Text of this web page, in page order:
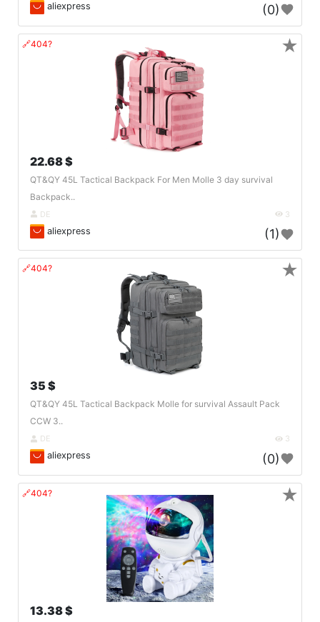
aliexpress (0)
🔗404?
22.68 $
QT&QY 45L Tactical Backpack For Men Molle 3 day survival
Backpack..
DE 3
aliexpress (1)
★
🔗404?
35 $
QT&QY 45L Tactical Backpack Molle for survival Assault Pack
CCW 3..
DE 3
aliexpress (0)
★
🔗404?
13.38 $
★